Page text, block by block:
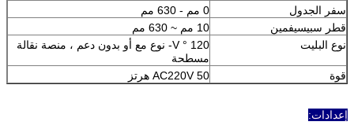
سفر الجدول
0 مم - 630 مم
قطر سبيسيفمين
10 مم ~ 630 مم
نوع البليت
120 ° V- نوع مع أو بدون دعم ، منصة نقالة
مسطحة
قوة
AC220V 50 هرتز
إعدادات: